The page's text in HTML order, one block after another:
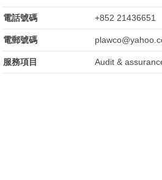
電話號碼 +852 21436651
電郵號碼
服務項目 Audit &